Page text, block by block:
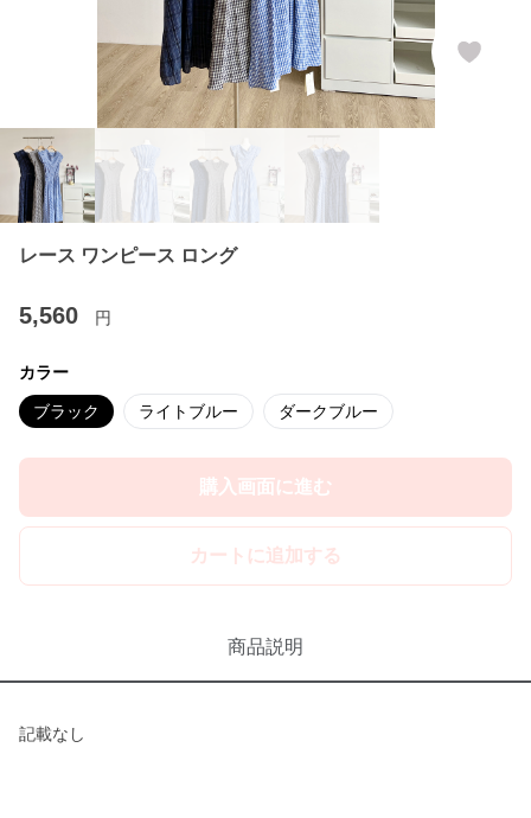
レース ワンピース ロング
5,560 円
カラー
ブラック ライトブルー ダークブルー
購入画面に進む
カートに追加する
商品説明
記載なし